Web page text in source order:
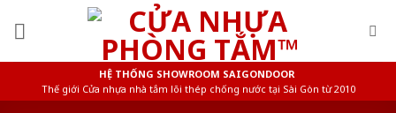
HỆ THỐNG SHOWROOM SAIGONDOOR
Thế giới Cửa nhựa nhà tắm lõi thép chống nước tại Sài Gòn từ 2010